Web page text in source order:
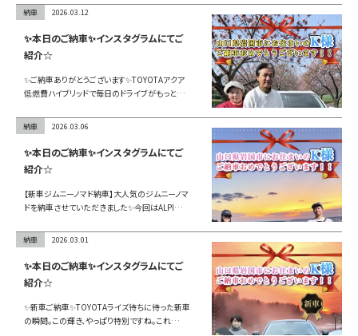
納車 2026.03.12
✨本日のご納車✨インスタグラムにてご
紹介☆
✨ご納車ありがとうございます✨TOYOTAアクア
低燃費ハイブリッドで毎日のドライブがもっと…
納車 2026.03.06
✨本日のご納車✨インスタグラムにてご
紹介☆
【新車ジムニーノマド納車】大人気のジムニーノマ
ドを納車させていただきました✨今回はALPI…
納車 2026.03.01
✨本日のご納車✨インスタグラムにてご
紹介☆
✨新車ご納車✨TOYOTAライズ待ちに待った新車
の瞬間。この輝き、やっぱり特別ですね。これ…